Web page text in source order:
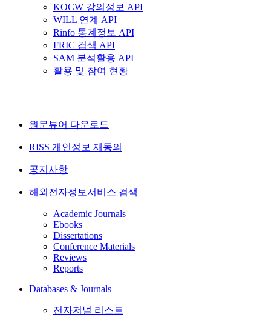
KOCW 강의정보 API
WILL 연계 API
Rinfo 통계정보 API
FRIC 검색 API
SAM 분석활용 API
활용 및 참여 현황
원문뷰어 다운로드
RISS 개인정보 재동의
공지사항
해외전자정보서비스 검색
Academic Journals
Ebooks
Dissertations
Conference Materials
Reviews
Reports
Databases & Journals
전자저널 리스트